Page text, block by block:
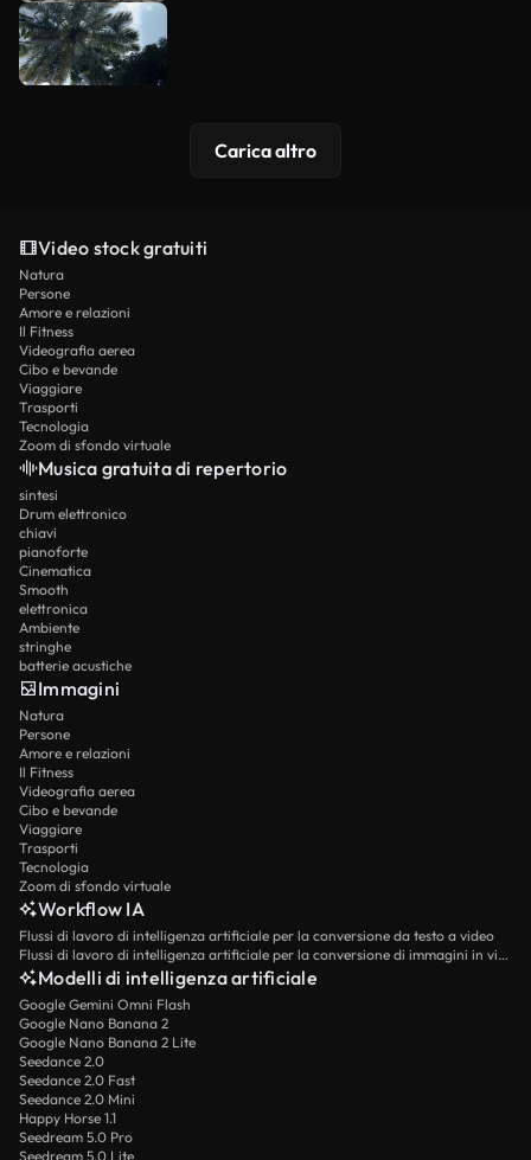
Carica altro
Video stock gratuiti
Natura
Persone
Amore e relazioni
Il Fitness
Videografia aerea
Cibo e bevande
Viaggiare
Trasporti
Tecnologia
Zoom di sfondo virtuale
Musica gratuita di repertorio
sintesi
Drum elettronico
chiavi
pianoforte
Cinematica
Smooth
elettronica
Ambiente
stringhe
batterie acustiche
Immagini
Natura
Persone
Amore e relazioni
Il Fitness
Videografia aerea
Cibo e bevande
Viaggiare
Trasporti
Tecnologia
Zoom di sfondo virtuale
Workflow IA
Flussi di lavoro di intelligenza artificiale per la conversione da testo a video
Flussi di lavoro di intelligenza artificiale per la conversione di immagini in video
Modelli di intelligenza artificiale
Google Gemini Omni Flash
Google Nano Banana 2
Google Nano Banana 2 Lite
Seedance 2.0
Seedance 2.0 Fast
Seedance 2.0 Mini
Happy Horse 1.1
Seedream 5.0 Pro
Seedream 5.0 Lite